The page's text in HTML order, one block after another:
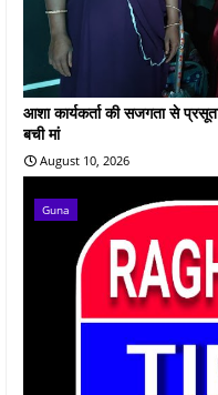
आशा कार्यकर्ता की सजगता से
बची मां
August 10, 2026
Guna